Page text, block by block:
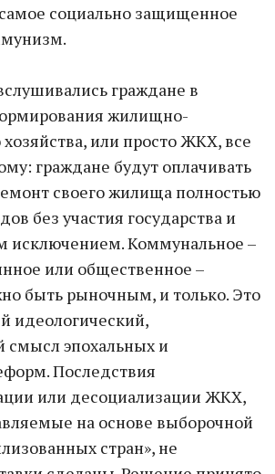
социально защищенное
граждане в
жилищно-
или просто ЖКХ, все
граждане будут оплачивать
своего жилища полностью
без участия государства и
исключением. Коммунальное –
или общественное –
быть рыночным, и только. Это
идеологический,
смысл эпохальных и
Последствия
или десоциализации ЖКХ,
на основе выборочной
стран», не